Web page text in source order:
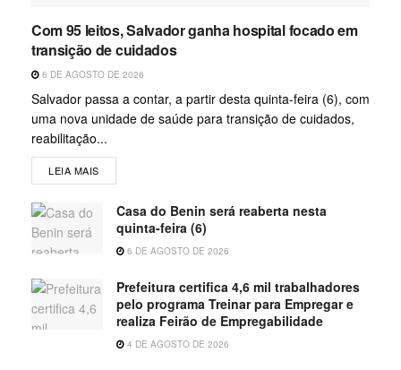
Com 95 leitos, Salvador ganha hospital focado em
transição de cuidados
6 DE AGOSTO DE 2026
Salvador passa a contar, a partir desta quinta-feira (6), com
uma nova unidade de saúde para transição de cuidados,
reabilitação...
LEIA MAIS
Casa do Benin será reaberta nesta
quinta-feira (6)
6 DE AGOSTO DE 2026
Prefeitura certifica 4,6 mil trabalhadores
pelo programa Treinar para Empregar e
realiza Feirão de Empregabilidade
4 DE AGOSTO DE 2026